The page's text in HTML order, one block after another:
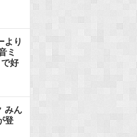
より
ミ
好
みん
登